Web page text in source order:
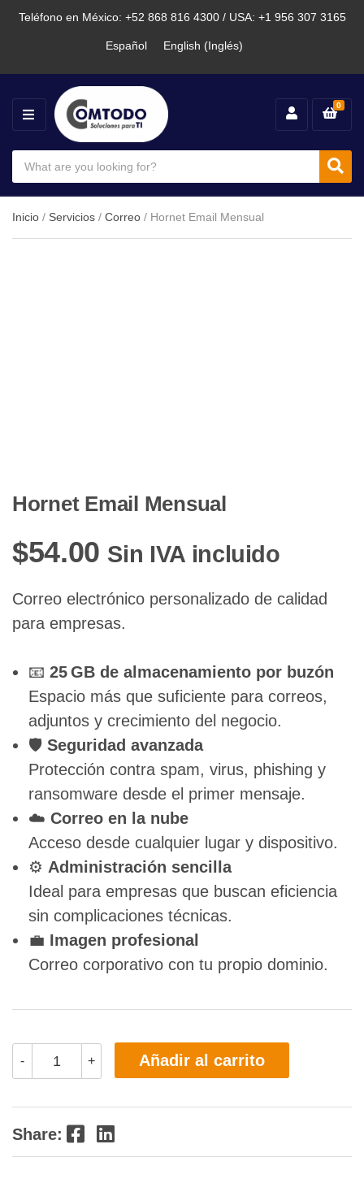
Teléfono en México: +52 868 816 4300 / USA: +1 956 307 3165
Español English (Inglés)
M
E
N
U
a
e
S
a
r
c
S
e
r
0
Inicio / Servicios / Correo / Hornet Email Mensual
Hornet Email Mensual
$54.00 Sin IVA incluido
Correo electrónico personalizado de calidad
para empresas.
📧 25 GB de almacenamiento por buzón
Espacio más que suficiente para correos,
adjuntos y crecimiento del negocio.
🛡️ Seguridad avanzada
Protección contra spam, virus, phishing y
ransomware desde el primer mensaje.
☁️ Correo en la nube
Acceso desde cualquier lugar y dispositivo.
⚙️ Administración sencilla
Ideal para empresas que buscan eficiencia
sin complicaciones técnicas.
💼 Imagen profesional
Correo corporativo con tu propio dominio.
- + Añadir al carrito
Share: Facebook LinkedIn